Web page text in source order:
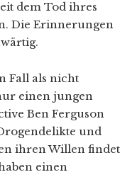
dem Tod ihres
Die Erinnerungen
Fall als nicht
einen jungen
Ben Ferguson
und
ihren Willen findet
einen